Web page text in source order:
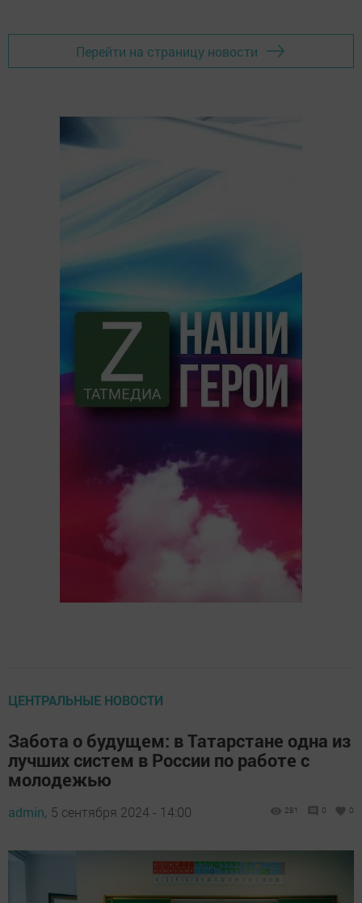
Перейти на страницу новости
ЦЕНТРАЛЬНЫЕ НОВОСТИ
Забота о будущем: в Татарстане одна из
лучших систем в России по работе с
молодежью
admin, 5 сентября 2024 - 14:00 281 0 0